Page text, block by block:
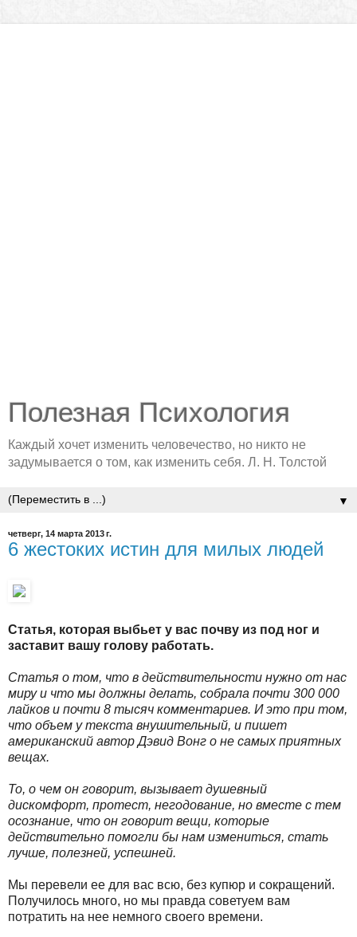
Полезная Психология
Каждый хочет изменить человечество, но никто не
задумывается о том, как изменить себя. Л. Н. Толстой
▼
четверг, 14 марта 2013 г.
6 жестоких истин для милых людей
Статья, которая выбьет у вас почву из под ног и
заставит вашу голову работать.
Статья о том, что в действительности нужно от нас
миру и что мы должны делать, собрала почти 300 000
лайков и почти 8 тысяч комментариев. И это при том,
что объем у текста внушительный, и пишет
американский автор Дэвид Вонг о не самых приятных
вещах.
То, о чем он говорит, вызывает душевный
дискомфорт, протест, негодование, но вместе с тем
осознание, что он говорит вещи, которые
действительно помогли бы нам измениться, стать
лучше, полезней, успешней.
Мы перевели ее для вас всю, без купюр и сокращений.
Получилось много, но мы правда советуем вам
потратить на нее немного своего времени.